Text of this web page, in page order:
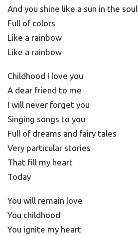
And you shine like a sun in the soul
Full of colors
Like a rainbow
Like a rainbow
Childhood I love you
A dear friend to me
I will never forget you
Singing songs to you
Full of dreams and fairy tales
Very particular stories
That fill my heart
Today
You will remain love
You childhood
You ignite my heart